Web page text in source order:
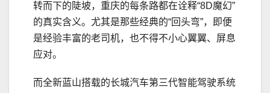
转而下的陡坡，重庆的每条路都在诠释“8D魔幻”
的真实含义。尤其是那些经典的“回头弯”，即便
是经验丰富的老司机，也不得不小心翼翼、屏息
应对。
而全新蓝山搭载的长城汽车第三代智能驾驶系统